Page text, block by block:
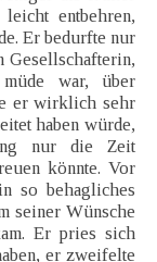
entbehren,
Er bedurfte nur
war, über
er wirklich sehr
haben würde,
nur die Zeit
könnte. Vor
so behagliches
seiner Wünsche
Er pries sich
er zweifelte